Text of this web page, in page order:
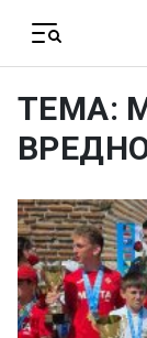
Menu
ТЕМА: